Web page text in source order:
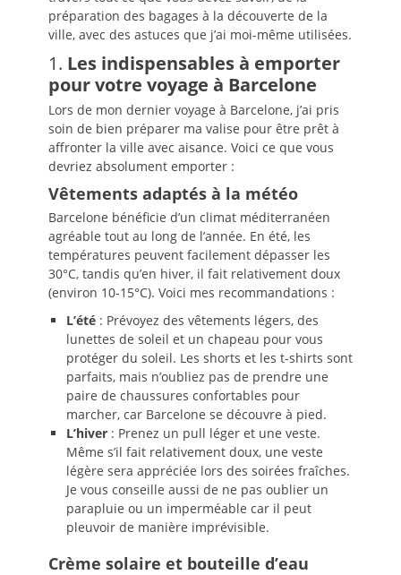
préparation des bagages à la découverte de la
ville, avec des astuces que j’ai moi-même utilisées.
1. Les indispensables à emporter
pour votre voyage à Barcelone
Lors de mon dernier voyage à Barcelone, j’ai pris
soin de bien préparer ma valise pour être prêt à
affronter la ville avec aisance. Voici ce que vous
devriez absolument emporter :
Vêtements adaptés à la météo
Barcelone bénéficie d’un climat méditerranéen
agréable tout au long de l’année. En été, les
températures peuvent facilement dépasser les
30°C, tandis qu’en hiver, il fait relativement doux
(environ 10-15°C). Voici mes recommandations :
L’été : Prévoyez des vêtements légers, des
lunettes de soleil et un chapeau pour vous
protéger du soleil. Les shorts et les t-shirts sont
parfaits, mais n’oubliez pas de prendre une
paire de chaussures confortables pour
marcher, car Barcelone se découvre à pied.
L’hiver : Prenez un pull léger et une veste.
Même s’il fait relativement doux, une veste
légère sera appréciée lors des soirées fraîches.
Je vous conseille aussi de ne pas oublier un
parapluie ou un imperméable car il peut
pleuvoir de manière imprévisible.
Crème solaire et bouteille d’eau